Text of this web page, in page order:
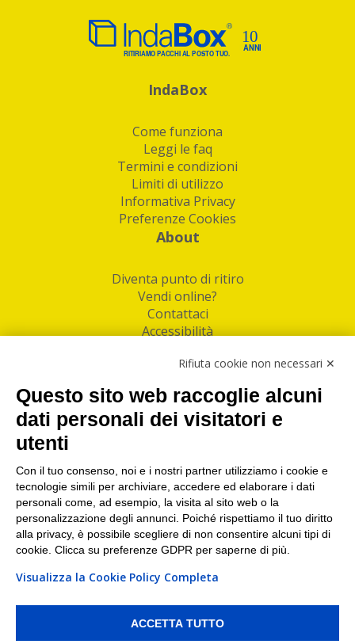
IndaBox
Come funziona
Leggi le faq
Termini e condizioni
Limiti di utilizzo
Informativa Privacy
Preferenze Cookies
About
Diventa punto di ritiro
Vendi online?
Contattaci
Accessibilità
Facebook
Linkedin
I nostri punti di ritiro e spedizione pacchi nelle
maggiori città italiane
Torino|Milano|Roma|Bologna|Firenze| Genova
Napoli|Varese
PI/CF/N°Iscr.: 10821360012 | REA: RM 1494760 | Cap.Soc.: 50.000€ |
Whistleblowing|Privacy |Preferenze Cookies
Rifiuta cookie non necessari ✕
Questo sito web raccoglie alcuni
dati personali dei visitatori e
utenti
Con il tuo consenso, noi e i nostri partner utilizziamo i cookie e
tecnologie simili per archiviare, accedere ed elaborare i dati
personali come, ad esempio, la visita al sito web o la
personalizzazione degli annunci. Poiché rispettiamo il tuo diritto
alla privacy, è possibile scegliere di non consentire alcuni tipi di
cookie. Clicca su preferenze GDPR per saperne di più.
Visualizza la Cookie Policy Completa
ACCETTA TUTTO